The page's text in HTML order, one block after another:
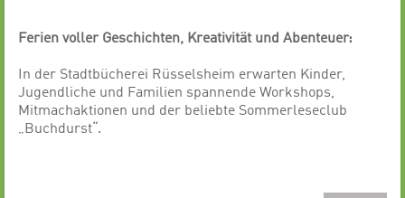
Ferien voller Geschichten, Kreativität und Abenteuer:
In der Stadtbücherei Rüsselsheim erwarten Kinder,
Jugendliche und Familien spannende Workshops,
Mitmachaktionen und der beliebte Sommerleseclub
„Buchdurst“.